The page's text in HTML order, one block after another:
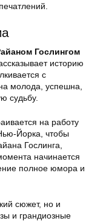
Гослингом
историю
с
молода, успешна,
судьбу.
на работу
Йорка, чтобы
Гослинга,
начинается
полное юмора и
сюжет, но и
и грандиозные